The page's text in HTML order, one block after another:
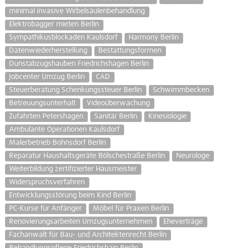
minimal invasive Wirbelsäulenbehandlung
Elektrobagger mieten Berlin
Sympathikusblockaden Kaulsdorf
Harmony Berlin
Datenwiederherstellung
Bestattungsformen
Dunstabzugshauben Friedrichshagen Berlin
Jobcenter Umzug Berlin
CAD
Steuerberatung Schenkungssteuer Berlin
Schwimmbecken
Betreuungsunterhalt
Videoüberwachung
Zufahrten Petershagen
Sanitär Berlin
Kinesiologie
Ambulante Operationen Kaulsdorf
Malerbetrieb Bohnsdorf Berlin
Reparatur Haushaltsgeräte Bölschestraße Berlin
Neurologe
Weiterbildung zertifizierter Hausmeister
Widerspruchsverfahren
Entwicklungsstörung beim Kind Berlin
PC-Kurse für Anfänger
Möbel für Praxen Berlin
Renovierungsarbeiten Umzugsunternehmen
Eheverträge
Fachanwalt für Bau- und Architektenrecht Berlin